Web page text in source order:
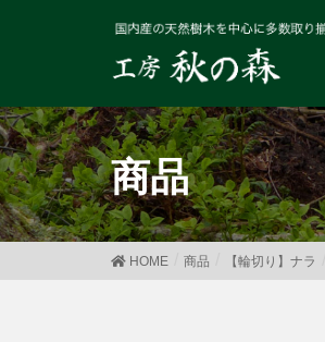
商品
HOME 商品 【輪切り】ナラ